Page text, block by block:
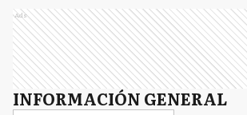
Ads
INFORMACIÓN GENERAL